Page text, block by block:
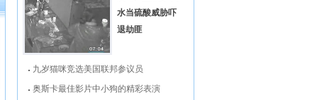
水当硫酸威胁吓
退劫匪
九岁猫咪竞选美国联邦参议员
奥斯卡最佳影片中小狗的精彩表演